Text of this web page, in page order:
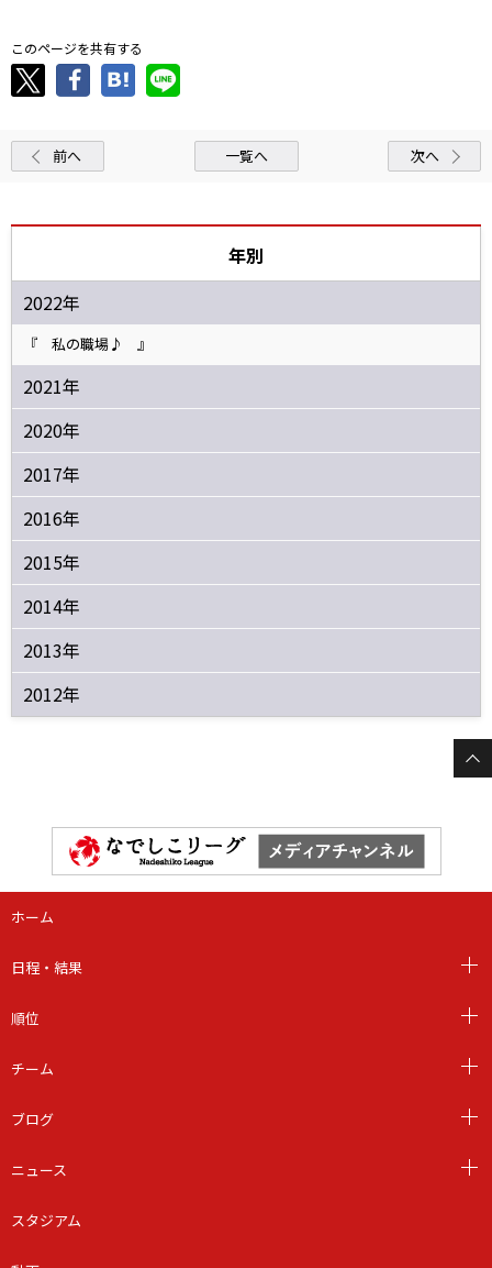
このページを共有する
前へ 一覧へ 次へ
年別
2022年
『 私の職場♪ 』
2021年
2020年
2017年
2016年
2015年
2014年
2013年
2012年
ホーム
日程・結果
順位
チーム
ブログ
ニュース
スタジアム